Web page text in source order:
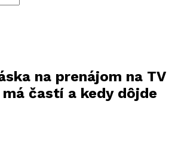
na prenájom na TV
častí a kedy dôjde